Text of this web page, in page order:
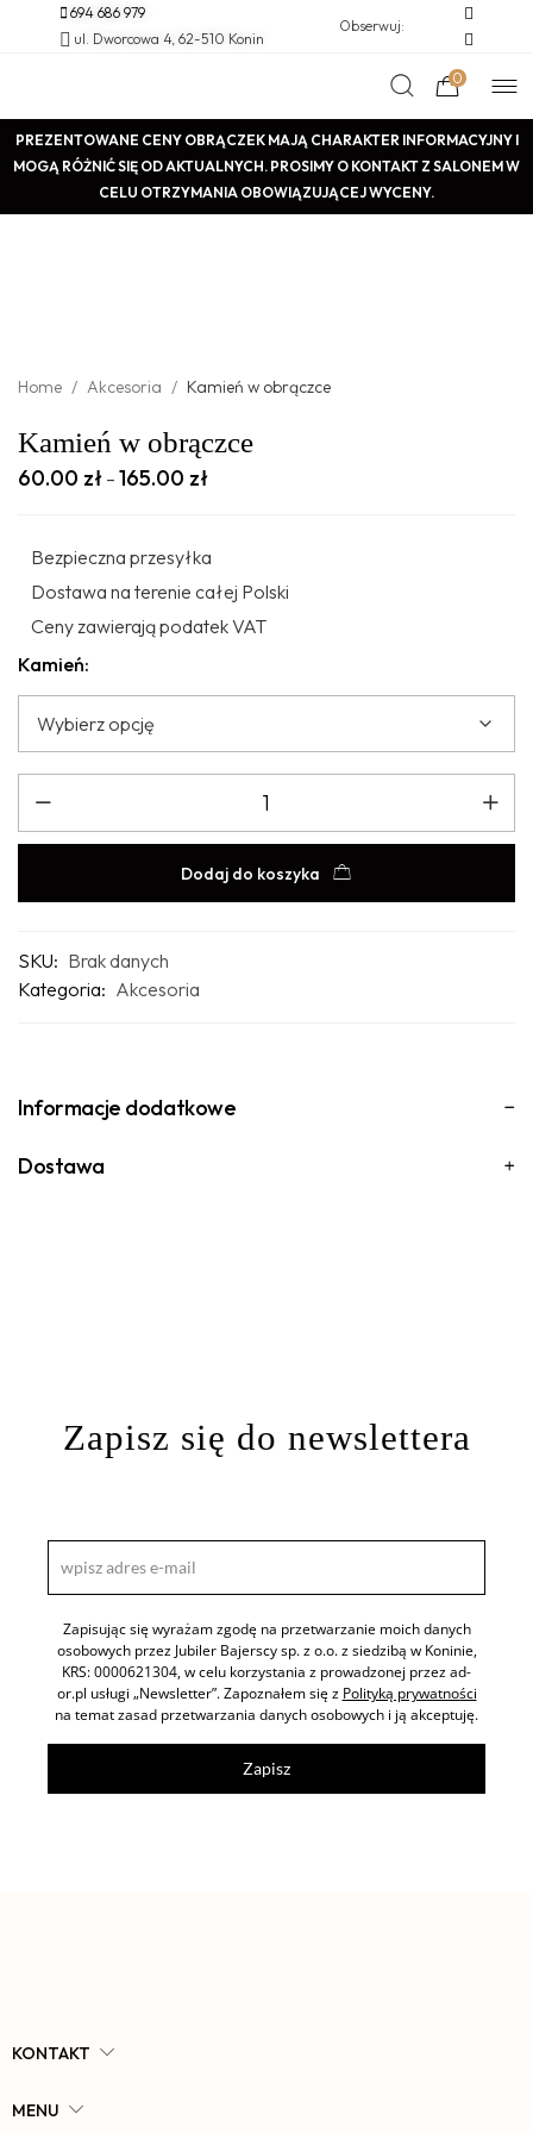
694 686 979
ul. Dworcowa 4, 62-510 Konin
Obserwuj:
0
PREZENTOWANE CENY OBRĄCZEK MAJĄ CHARAKTER INFORMACYJNY I
MOGĄ RÓŻNIĆ SIĘ OD AKTUALNYCH. PROSIMY O KONTAKT Z SALONEM W
CELU OTRZYMANIA OBOWIĄZUJĄCEJ WYCENY.
Home / Akcesoria / Kamień w obrączce
Kamień w obrączce
60.00 zł – 165.00 zł
Bezpieczna przesyłka
Dostawa na terenie całej Polski
Ceny zawierają podatek VAT
Kamień:
Dodaj do koszyka
SKU: Brak danych
Kategoria: Akcesoria
Informacje dodatkowe
Dostawa
Zapisz się do newslettera
Zapisując się wyrażam zgodę na przetwarzanie moich danych
osobowych przez Jubiler Bajerscy sp. z o.o. z siedzibą w Koninie,
KRS: 0000621304, w celu korzystania z prowadzonej przez ad-
or.pl usługi „Newsletter”. Zapoznałem się z Polityką prywatności
na temat zasad przetwarzania danych osobowych i ją akceptuję.
Zapisz
KONTAKT
MENU